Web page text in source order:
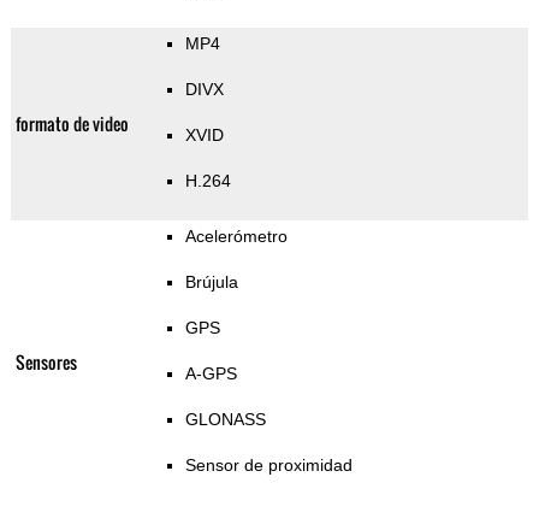
formato de video
MP4
DIVX
XVID
H.264
Sensores
Acelerómetro
Brújula
GPS
A-GPS
GLONASS
Sensor de proximidad